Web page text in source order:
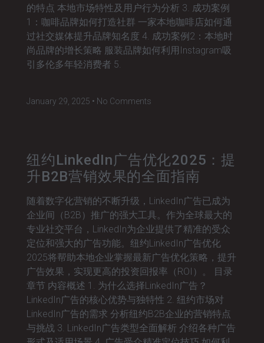
的特点 本地市场特性及用户行为分析 3. 成功案例
1：咖啡品牌如何打造社群 一家本地咖啡店如何通
过社交媒体提升品牌知名度 4. 成功案例2：本地时
尚品牌的增长策略 服装品牌如何利用Instagram吸
引多伦多年轻消费者 5.
January 29, 2025 No Comments
纽约LinkedIn广告优化2025：提
升B2B营销效果的全面指南
随着数字化营销的不断升级，LinkedIn广告已成为
企业间（B2B）推广的强大工具。作为全球最大的
专业社交平台，LinkedIn为企业提供了精准的受众
定位和强大的广告功能。纽约LinkedIn广告优化
2025将帮助本地企业掌握最新广告优化策略，提升
广告效果，实现更高的投资回报率（ROI）。 目录
章节 内容概述 1. 为什么选择LinkedIn广告？
LinkedIn广告的核心优势与独特性 2. 纽约市场对
LinkedIn广告的需求 分析纽约B2B企业的营销特点
与挑战 3. LinkedIn广告类型全面解析 介绍各种广告